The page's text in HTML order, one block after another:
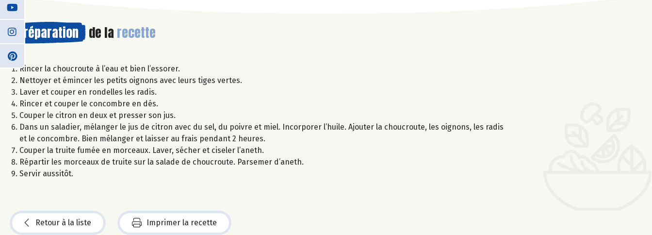
Préparation de la recette
Rincer la choucroute à l’eau et bien l’essorer.
Nettoyer et émincer les petits oignons avec leurs tiges vertes.
Laver et couper en rondelles les radis.
Rincer et couper le concombre en dés.
Couper le citron en deux et presser son jus.
Dans un saladier, mélanger le jus de citron avec du sel, du poivre et miel. Incorporer l’huile. Ajouter la choucroute, les oignons, les radis
et le concombre. Bien mélanger et laisser au frais pendant 2 heures.
Couper la truite fumée en morceaux. Laver, sécher et ciseler l’aneth.
Répartir les morceaux de truite sur la salade de choucroute. Parsemer d’aneth.
Servir aussitôt.
Retour à la liste Imprimer la recette